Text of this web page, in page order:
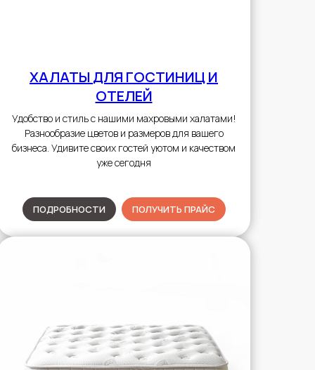
ХАЛАТЫ ДЛЯ ГОСТИНИЦ И
ОТЕЛЕЙ
Удобство и стиль с нашими махровыми халатами!
Разнообразие цветов и размеров для вашего
бизнеса. Удивите своих гостей уютом и качеством
уже сегодня
ПОДРОБНОСТИ ПОЛУЧИТЬ ПРАЙС